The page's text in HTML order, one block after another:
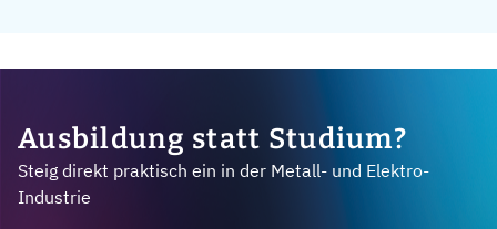
Ausbildung statt Studium?
Steig direkt praktisch ein in der Metall- und Elektro-
Industrie